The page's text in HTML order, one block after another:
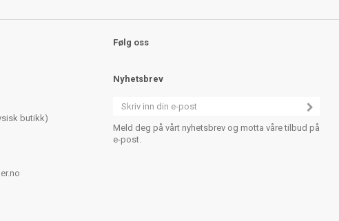
butikk)
Følg oss
Nyhetsbrev
Meld deg på vårt nyhetsbrev og motta våre tilbud på
e-post.